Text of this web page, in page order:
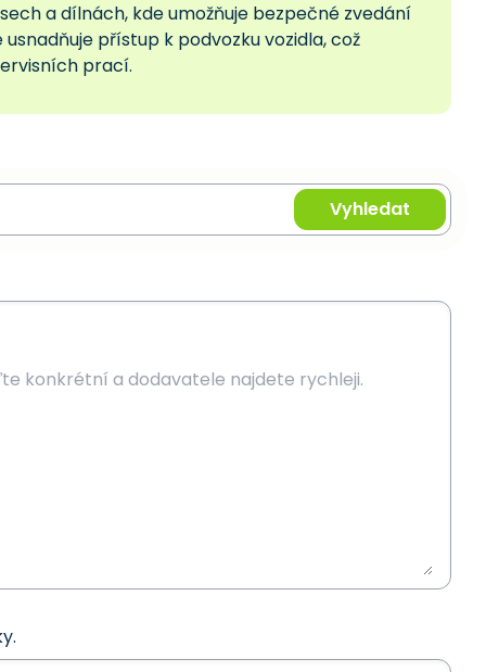
a dílnách, kde umožňuje bezpečné zvedání
přístup k podvozku vozidla, což
prací.
Vyhledat